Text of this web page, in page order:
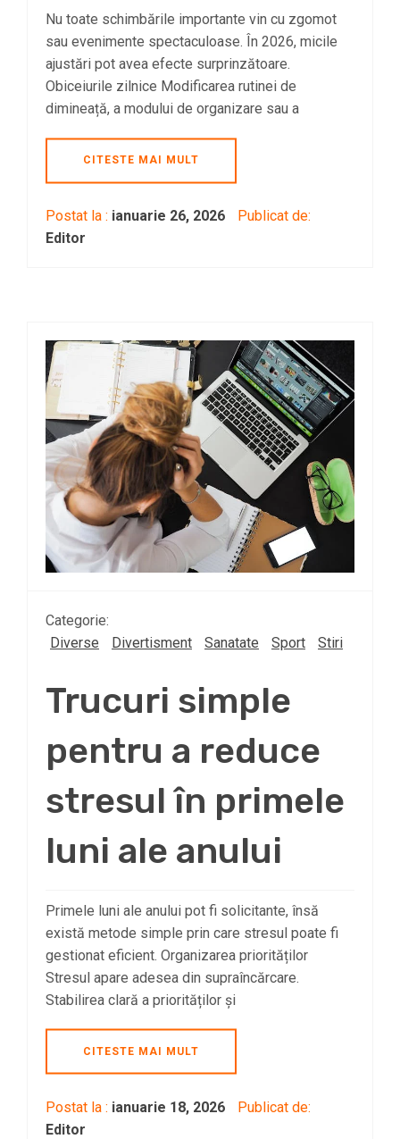
Nu toate schimbările importante vin cu zgomot
sau evenimente spectaculoase. În 2026, micile
ajustări pot avea efecte surprinzătoare.
Obiceiurile zilnice Modificarea rutinei de
dimineață, a modului de organizare sau a
CITESTE MAI MULT
Postat la : ianuarie 26, 2026
Publicat de:
Editor
Categorie:
Diverse
Divertisment Sanatate Sport Stiri
Trucuri simple
pentru a reduce
stresul în primele
luni ale anului
Primele luni ale anului pot fi solicitante, însă
există metode simple prin care stresul poate fi
gestionat eficient. Organizarea priorităților
Stresul apare adesea din supraîncărcare.
Stabilirea clară a priorităților și
CITESTE MAI MULT
Postat la : ianuarie 18, 2026
Publicat de:
Editor